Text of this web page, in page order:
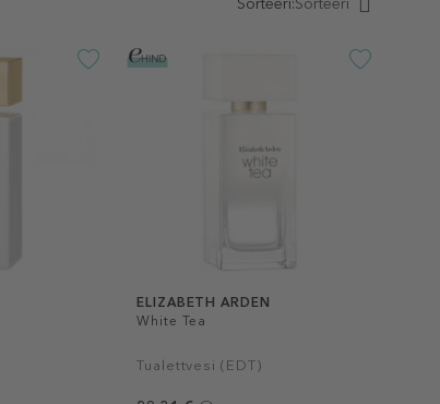
Sorteeri:Sorteeri
ELIZABETH ARDEN
White Tea
Tualettvesi (EDT)